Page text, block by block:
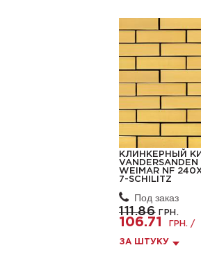
КЛИНКЕРНЫЙ
WEIMAR NF
7-SCHILITZ
Под заказ
111.86ГРН.
106.71 ГРН. /
ЗА ШТУКУ